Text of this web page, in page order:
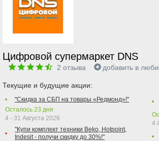
Цифровой супермаркет DNS
2 отзыва добавить в
Текущие и будущие акции:
"Скидка за СБП на товары «Редмонд»!"
Осталось 23 дня
4 - 31 Августа 2026
"Купи комплект техники Beko, Hotpoint,
Indesit - получи скидку до 30%!"
4